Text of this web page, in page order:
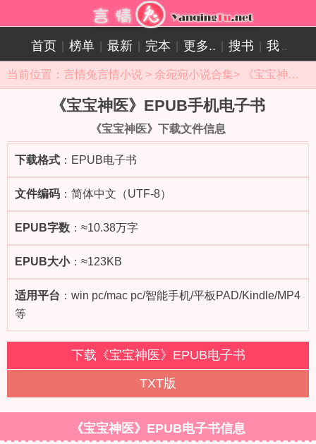
首页 榜单 最新 完本 更多.. 搜书 我 ..
当前位置： 言情兔言情小说 > 余宛宛小说合集> 《宝宝神医》小说目录
《宝宝神医》EPUB手机电子书
《宝宝神医》下载文件信息
下载格式 ：EPUB电子书
文件编码 ：简体中文（UTF-8）
EPUB字数 ：≈10.38万字
EPUB大小：≈123KB
适用平台 ：win pc/mac pc/智能手机/平板PAD/Kindle/MP4
等
下载《宝宝神医》EPUB电子书
TXT版
《宝宝神医》EPUB电子书信息